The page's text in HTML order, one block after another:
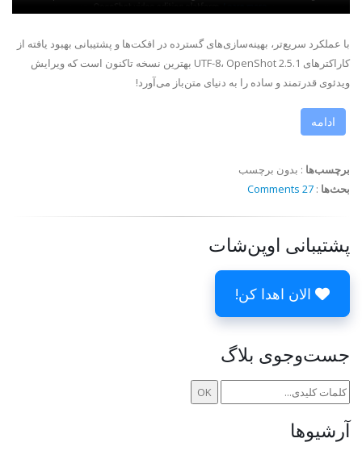
با عملکرد سریع‌تر، بهینه‌سازی‌های گسترده در افکت‌ها و پشتیبانی بهبود یافته از
کاراکترهای UTF-8، OpenShot 2.5.1 بهترین نسخه تاکنون است که ویرایش
ویدئوی قدرتمند و ساده را به دنیای متن‌باز می‌آورد!
ادامه
برچسب‌ها : بدون برچسب
بحث‌ها :
27 Comments
پشتیبانی اوپن‌شات
الان اهدا کن!
جست‌وجوی بلاگ
آرشیوها